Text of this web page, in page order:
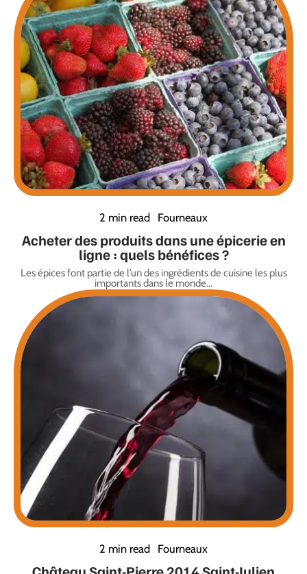
2 min read Fourneaux
Acheter des produits dans une épicerie en
ligne : quels bénéfices ?
Les épices font partie de l’un des ingrédients de cuisine les plus
importants dans le monde…
2 min read Fourneaux